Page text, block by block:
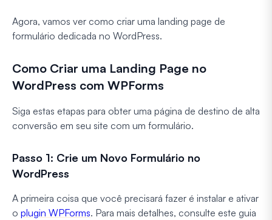
Agora, vamos ver como criar uma landing page de
formulário dedicada no WordPress.
Como Criar uma Landing Page no
WordPress com WPForms
Siga estas etapas para obter uma página de destino de alta
conversão em seu site com um formulário.
Passo 1: Crie um Novo Formulário no
WordPress
A primeira coisa que você precisará fazer é instalar e ativar
o plugin WPForms. Para mais detalhes, consulte este guia